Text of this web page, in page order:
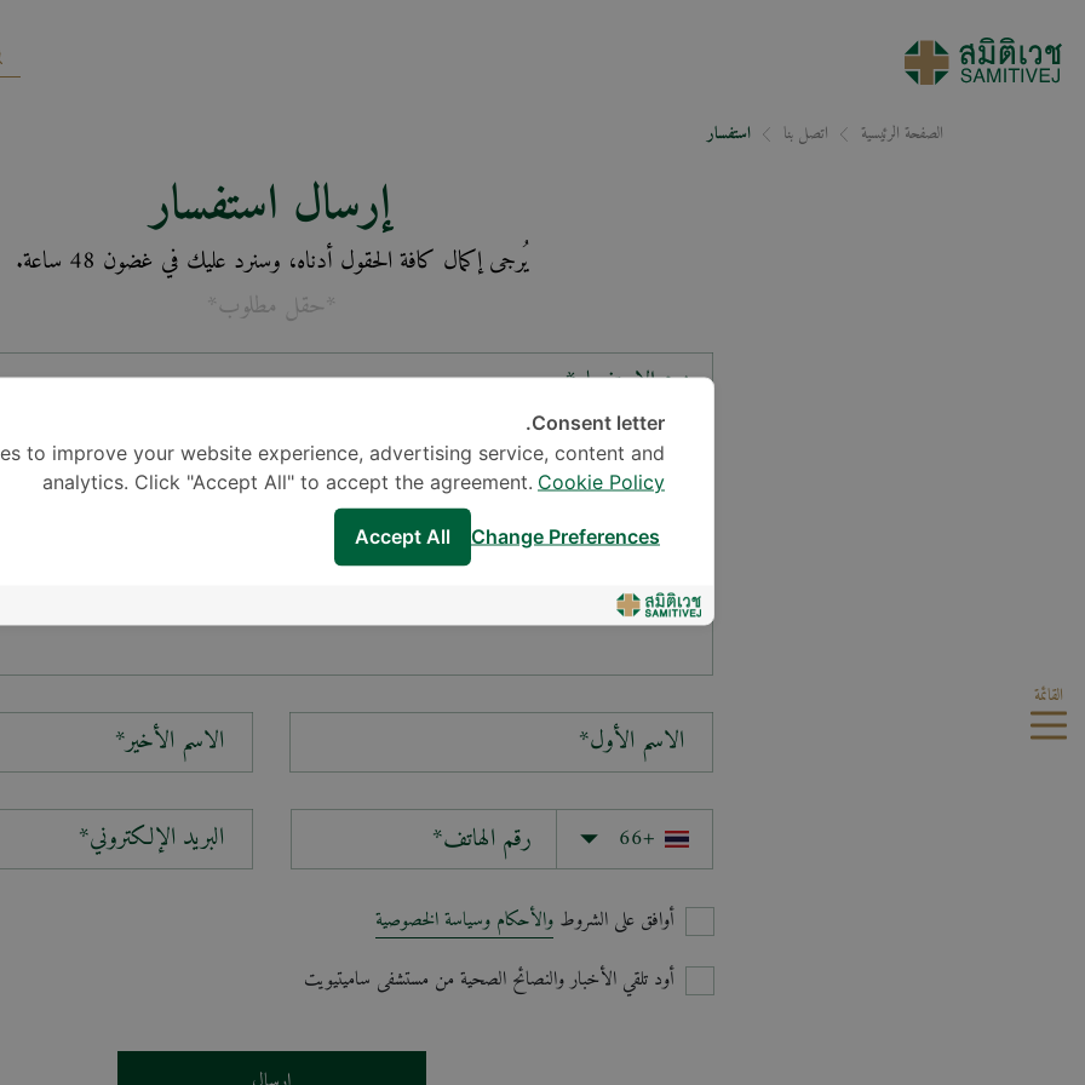
القائمة
الصفحة الرئيسية اتصل بنا استفسار
إرسال استفسار
يُرجى إكمال كافة الحقول أدناه، وسنرد عليك في غضون 48 ساعة.
*حقل مطلوب*
نوع الاستفسار*
الموقع*
الاسم الأول* الاسم الأخير*
البريد الإلكتروني*
أوافق على الشروط والأحكام وسياسة الخصوصية
أود تلقي الأخبار والنصائح الصحية من مستشفى ساميتيويت
Consent letter.
to improve your website experience, advertising service, content and
analytics. Click "Accept All" to accept the agreement. Cookie Policy
Accept All Change Preferences